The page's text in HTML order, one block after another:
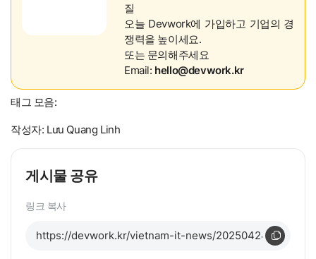
질
오늘 Devwork에 가입하고 기업의 경
쟁력을 높이세요.
또는 문의해주세요
Email: hello@devwork.kr
태그 모음:
작성자: Lưu Quang Linh
게시물 공유
링크 복사